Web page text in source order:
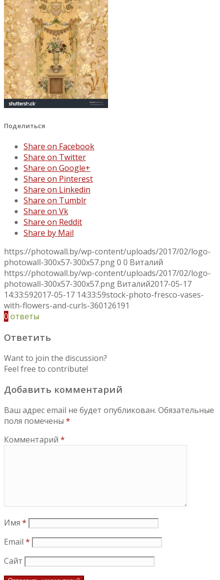
Поделиться
Share on Facebook
Share on Twitter
Share on Google+
Share on Pinterest
Share on Linkedin
Share on Tumblr
Share on Vk
Share on Reddit
Share by Mail
https://photowall.by/wp-content/uploads/2017/02/logo-
photowall-300x57-300x57.png0 0 Виталий
https://photowall.by/wp-content/uploads/2017/02/logo-
photowall-300x57-300x57.png Виталий2017-05-17
14:33:592017-05-17 14:33:59stock-photo-fresco-vases-
with-flowers-and-curls-360126191
0 ответы
Ответить
Want to join the discussion?
Feel free to contribute!
Добавить комментарий
Ваш адрес email не будет опубликован. Обязательные
поля помечены *
Комментарий *
Имя *
Email *
Сайт